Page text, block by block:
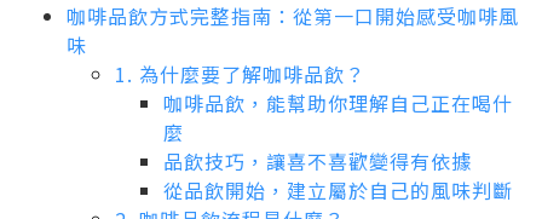
咖啡品飲方式完整指南：從第一口開始感受咖啡風
味
1. 為什麼要了解咖啡品飲？
咖啡品飲，能幫助你理解自己正在喝什
麼
品飲技巧，讓喜不喜歡變得有依據
從品飲開始，建立屬於自己的風味判斷